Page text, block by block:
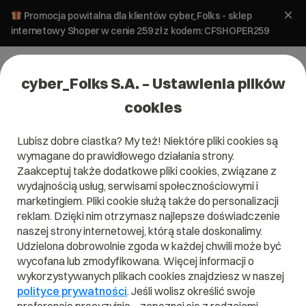
Promocja powitalna dla klientów cyber_Folks - sklep
internetowy Shoper w cenie 259 zł z kodem: CFSHOPER259
Czym jest JWT ?
Przeczytaj czym jestJWTw naszym słowniku.
Pomoże Ci to lepiej zrozumieć, czym dokładnie jestJWT
cyber_Folks S.A. – Ustawienia plików
cookies
Lubisz dobre ciastka? My też! Niektóre pliki cookies są
wymagane do prawidłowego działania strony.
Zaakceptuj także dodatkowe pliki cookies, związane z
wydajnością usług, serwisami społecznościowymi i
marketingiem. Pliki cookie służą także do personalizacji
reklam. Dzięki nim otrzymasz najlepsze doświadczenie
naszej strony internetowej, którą stale doskonalimy.
Udzielona dobrowolnie zgoda w każdej chwili może być
wycofana lub zmodyfikowana. Więcej informacji o
wykorzystywanych plikach cookies znajdziesz w naszej
polityce prywatności. Jeśli wolisz określić swoje